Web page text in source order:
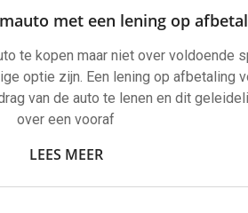
met een lening op
te kopen maar niet over voldoende
optie zijn. Een lening op afbetaling
van de auto te lenen en dit
over een vooraf
LEES MEER